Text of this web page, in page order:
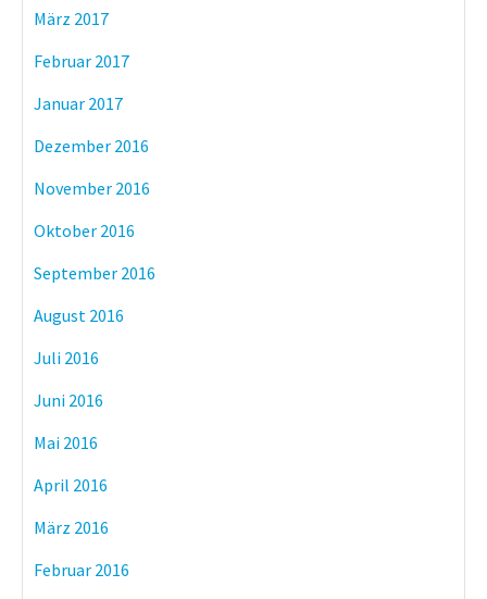
März 2017
Februar 2017
Januar 2017
Dezember 2016
November 2016
Oktober 2016
September 2016
August 2016
Juli 2016
Juni 2016
Mai 2016
April 2016
März 2016
Februar 2016